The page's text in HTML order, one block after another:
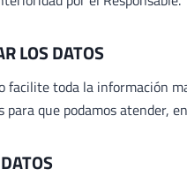
LOS DATOS
facilite toda la información
que podamos atender,